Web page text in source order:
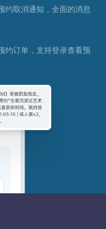
约取消通知，全面的消息
约订单，支持登录查看预